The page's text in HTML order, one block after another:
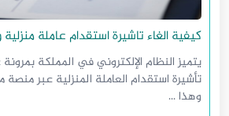
كيفية الغاء تاشيرة استقدام عاملة
يتميز النظام الإلكتروني في المملكة بمرونة
تأشيرة استقدام العاملة المنزلية عبر
وهذا ...